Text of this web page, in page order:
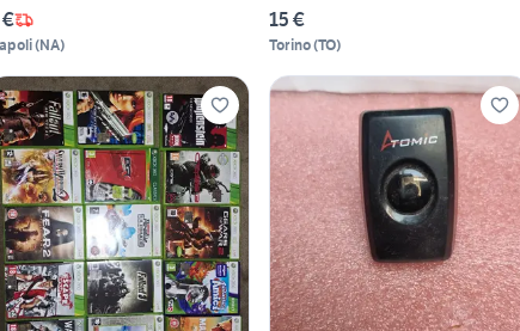
(NA)
15 €
Torino(TO)